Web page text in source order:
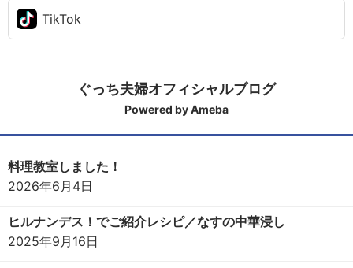
TikTok
ぐっち夫婦オフィシャルブログ
Powered by Ameba
料理教室しました！
2026年6月4日
ヒルナンデス！でご紹介レシピ／なすの中華浸し
2025年9月16日